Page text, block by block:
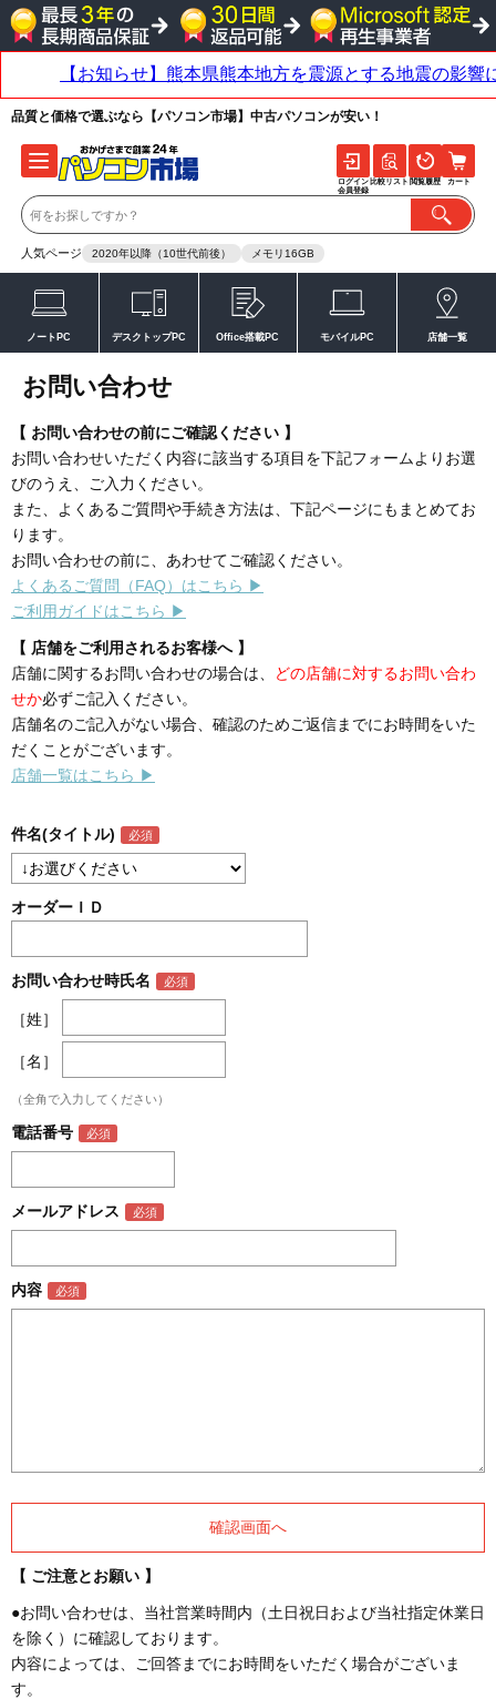
品質と価格で選ぶなら【パソコン市場】中古パソコンが安い！
人気ページ 2020年以降（10世代前後） メモリ16GB
ログイン
会員登録
比較リスト 閲覧履歴 カート
ノートPC デスクトップPC Office搭載PC モバイルPC 店舗一覧
お問い合わせ
【 お問い合わせの前にご確認ください 】
お問い合わせいただく内容に該当する項目を下記フォームよりお選
びのうえ、ご入力ください。
また、よくあるご質問や手続き方法は、下記ページにもまとめてお
ります。
お問い合わせの前に、あわせてご確認ください。
よくあるご質問（FAQ）はこちら ▶
ご利用ガイドはこちら ▶
【 店舗をご利用されるお客様へ 】
店舗に関するお問い合わせの場合は、
どの店舗に対するお問い合わ
せか必ずご記入ください。
店舗名のご記入がない場合、確認のためご返信までにお時間をいた
だくことがございます。
店舗一覧はこちら ▶
件名(タイトル)
オーダーＩＤ
お問い合わせ時氏名
［姓］
［名］
（全角で入力してください）
電話番号
メールアドレス
内容
【 ご注意とお願い 】
●お問い合わせは、当社営業時間内（土日祝日および当社指定休業日
を除く）に確認しております。
内容によっては、ご回答までにお時間をいただく場合がございま
す。